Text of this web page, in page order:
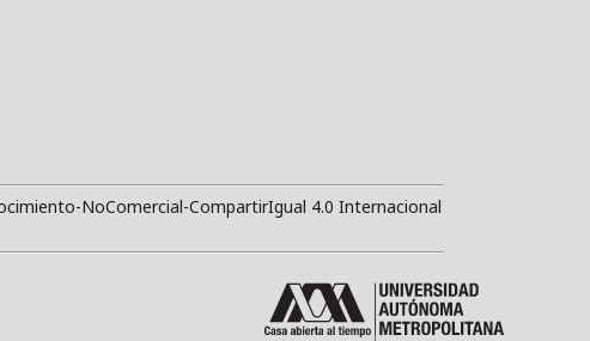
NoComercial-CompartirIgual 4.0 Internacional